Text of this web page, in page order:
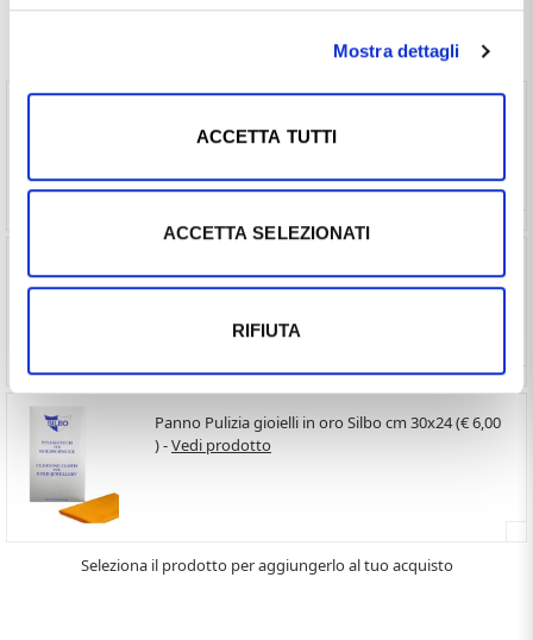
Mostra dettagli
ACCETTA TUTTI
ACCETTA SELEZIONATI
RIFIUTA
Spesso comprati insieme
Vedi prodotto
(€ 10,00 ) -Vedi prodotto
Panno Pulizia gioielli in oro Silbo cm 30x24 (€ 6,00
) -Vedi prodotto
Seleziona il prodotto per aggiungerlo al tuo acquisto